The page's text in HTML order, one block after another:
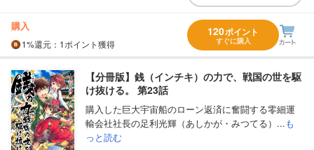
購入
1%還元 ：1ポイント獲得
120ポイント
すぐに購入
【分冊版】銭（インチキ）の力で、戦国の世を駆
け抜ける。 第23話
購入した巨大宇宙船のローン返済に奮闘する零細運
輸会社社長の足利光輝（あしかが・みつてる）...も
っと読む